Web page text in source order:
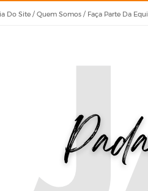
Do Site / Quem Somos / Faça Parte Da